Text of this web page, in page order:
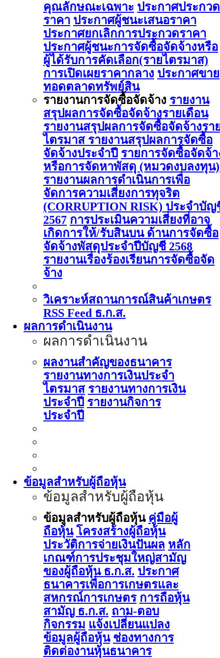
คุณลักษณะเฉพาะ ประกาศประกวด
ราคา ประกาศผู้ชนะเสนอราคา
ประกาศยกเลิกการประกวดราคา
ประกาศผู้ชนะการจัดซื้อจัดจ้างหรือ
ผู้ได้รับการคัดเลือก(รายไตรมาส)
การเปิดเผยราคากลาง ประกาศขาย
ทอดตลาดทรัพย์สิน
รายงานการจัดซื้อจัดจ้าง รายงาน
สรุปผลการจัดซื้อจัดจ้างรายเดือน
รายงานสรุปผลการจัดซื้อจัดจ้างรา
ไตรมาส รายงานสรุปผลการจัดซื้อ
จัดจ้างประจำปี รายการจัดซื้อจัดจ้า
หรือการจัดหาพัสดุ (หมวดงบลงทุน)
รายงานผลการดําเนินการเพื่อ
จัดการความเสี่ยงการทุจริต
(CORRUPTION RISK) ประจําบัญ
2567 การประเมินความเสี่ยงที่อาจ
เกิดการให้/รับสินบน ด้านการจัดซื้อ
จัดจ้างพัสดุประจําปีบัญชี 2568
รายงานเรื่องร้องเรียนการจัดซื้อจัด
จ้าง
วิเคราะห์สถานการณ์สินค้าเกษตร
RSS Feed ธ.ก.ส.
ผลการดำเนินงาน
ผลการดำเนินงาน
ผลงานสำคัญของธนาคาร
รายงานทางการเงินประจำ
ไตรมาส รายงานทางการเงิน
ประจำปี รายงานกิจการ
ประจำปี
ข้อมูลสำหรับผู้ถือหุ้น
ข้อมูลสำหรับผู้ถือหุ้น
ข้อมูลสำหรับผู้ถือหุ้น คู่มือผู้
ถือหุ้น โครงสร้างผู้ถือหุ้น
ประวัติการจ่ายเงินปันผล หลัก
เกณฑ์การประชุมใหญ่สามัญ
ของผู้ถือหุ้น ธ.ก.ส. ประกาศ
ธนาคารเพื่อการเกษตรและ
สหกรณ์การเกษตร การถือหุ้น
สามัญ ธ.ก.ส. ถาม-ตอบ
กิจกรรม แจ้งเปลี่ยนแปลง
ข้อมูลผู้ถือหุ้น ช่องทางการ
ติดต่องานหุ้นธนาคาร